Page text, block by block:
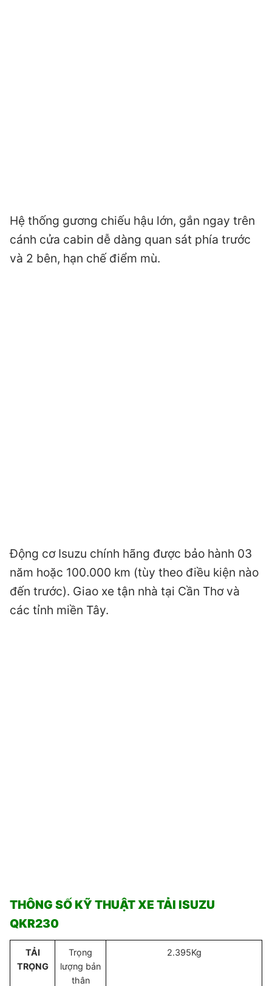
Hệ thống gương chiếu hậu lớn, gắn ngay trên
cánh cửa cabin dễ dàng quan sát phía trước
và 2 bên, hạn chế điểm mù.
Động cơ Isuzu chính hãng được bảo hành 03
năm hoặc 100.000 km (tùy theo điều kiện nào
đến trước). Giao xe tận nhà tại Cần Thơ và
các tỉnh miền Tây.
THÔNG SỐ KỸ THUẬT XE TẢI ISUZU
QKR230
TẢI
TRỌNG
Trọng
lượng bản
thân
2.395Kg